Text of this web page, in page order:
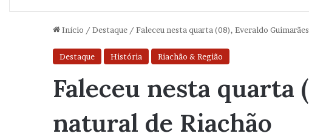
Início / Destaque / Faleceu nesta quarta (08), Everaldo
Destaque História Riachão & Região
Faleceu nesta quarta
natural de Riachão